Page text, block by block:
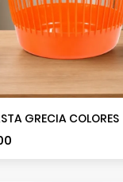
GRECIA COLORES